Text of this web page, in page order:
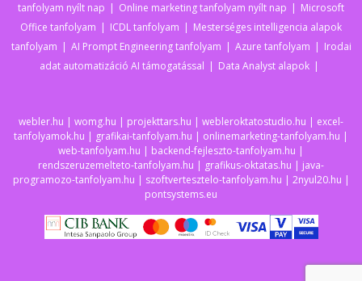
tanfolyam nyílt nap
Online marketing tanfolyam nyílt nap
Microsoft
Office tanfolyam
ICDL tanfolyam
Mesterséges intelligencia alapok
tanfolyam
AI Prompt Engineering tanfolyam Azure tanfolyam
Irodai
adat automatizáció AI támogatással
Data Analyst alapok
webler.hu | womg.hu | projekttars.hu | webleroktatostudio.hu | excel-
tanfolyamok.hu | grafikai-tanfolyam.hu | onlinemarketing-tanfolyam.hu |
web-tanfolyam.hu | backend-fejleszto-tanfolyam.hu |
rendszeruzemelteto-tanfolyam.hu | grafikus-oktatas.hu | java-
programozo-tanfolyam.hu | szoftvertesztelo-tanfolyam.hu | 2nyul20.hu |
pontsystems.eu